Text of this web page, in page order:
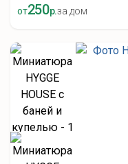
от250р.за дом